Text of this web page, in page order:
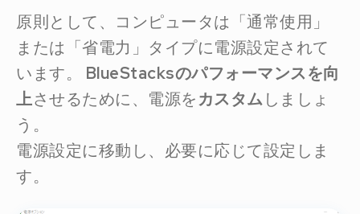
原則として、コンピュータは「通常使用」
または「省電力」タイプに電源設定されて
います。 BlueStacksのパフォーマンスを向
上させるために、電源をカスタムしましょ
う。
電源設定に移動し、必要に応じて設定しま
す。